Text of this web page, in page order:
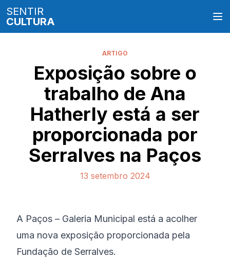
SENTIR
CULTURA
ARTIGO
Exposição sobre o
trabalho de Ana
Hatherly está a ser
proporcionada por
Serralves na Paços
13 setembro 2024
A Paços – Galeria Municipal está a acolher
uma nova exposição proporcionada pela
Fundação de Serralves.